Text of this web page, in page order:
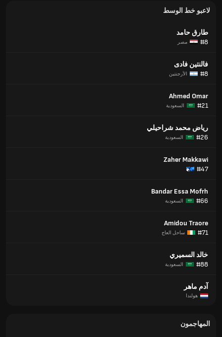
لاعبو خط الوسط
طارق حامد
#8
مصر
فالنتين فادى
#8
الأرجنتين
Ahmed Omar
#21
السعودية
رياض محمد شراحيلي
#26
السعودية
Zaher Makkawi
#47
Bandar Essa Mofrh
#66
السعودية
Amidou Traore
#71
ساحل العاج
خالد السميري
#88
السعودية
آدم ماهر
هولندا
المهاجمون